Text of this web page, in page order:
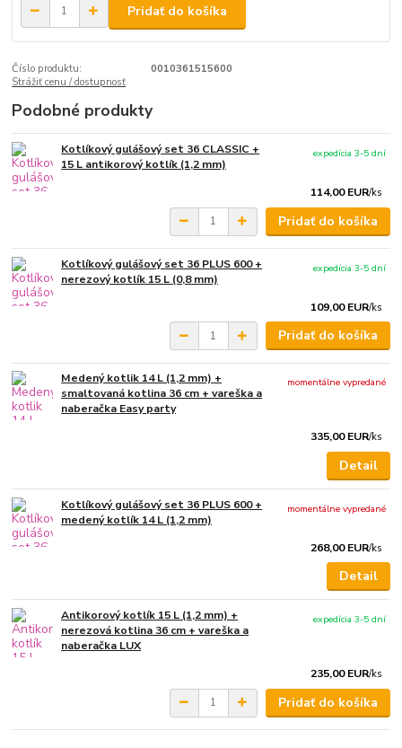
Pridať do košíka
Číslo produktu:
0010361515600
Strážiť cenu / dostupnosť
Podobné produkty
Kotlíkový gulášový set 36 CLASSIC +
15 L antikorový kotlík (1,2 mm)
114,00 EUR/ks
expedícia 3-5 dní
Pridať do košíka
Kotlíkový gulášový set 36 PLUS 600 +
nerezový kotlík 15 L (0,8 mm)
109,00 EUR/ks
expedícia 3-5 dní
Pridať do košíka
Medený kotlik 14 L (1,2 mm) +
smaltovaná kotlina 36 cm + vareška a
naberačka Easy party
335,00 EUR/ks
momentálne vypredané
Detail
Kotlíkový gulášový set 36 PLUS 600 +
medený kotlík 14 L (1,2 mm)
268,00 EUR/ks
momentálne vypredané
Detail
Antikorový kotlík 15 L (1,2 mm) +
nerezová kotlina 36 cm + vareška a
naberačka LUX
235,00 EUR/ks
expedícia 3-5 dní
Pridať do košíka